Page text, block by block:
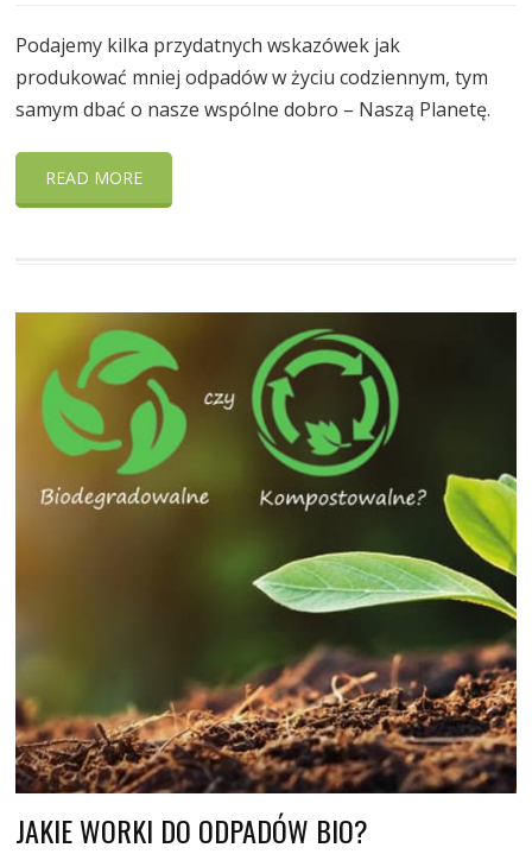
Podajemy kilka przydatnych wskazówek jak
produkować mniej odpadów w życiu codziennym, tym
samym dbać o nasze wspólne dobro – Naszą Planetę.
READ MORE
JAKIE WORKI DO ODPADÓW BIO?